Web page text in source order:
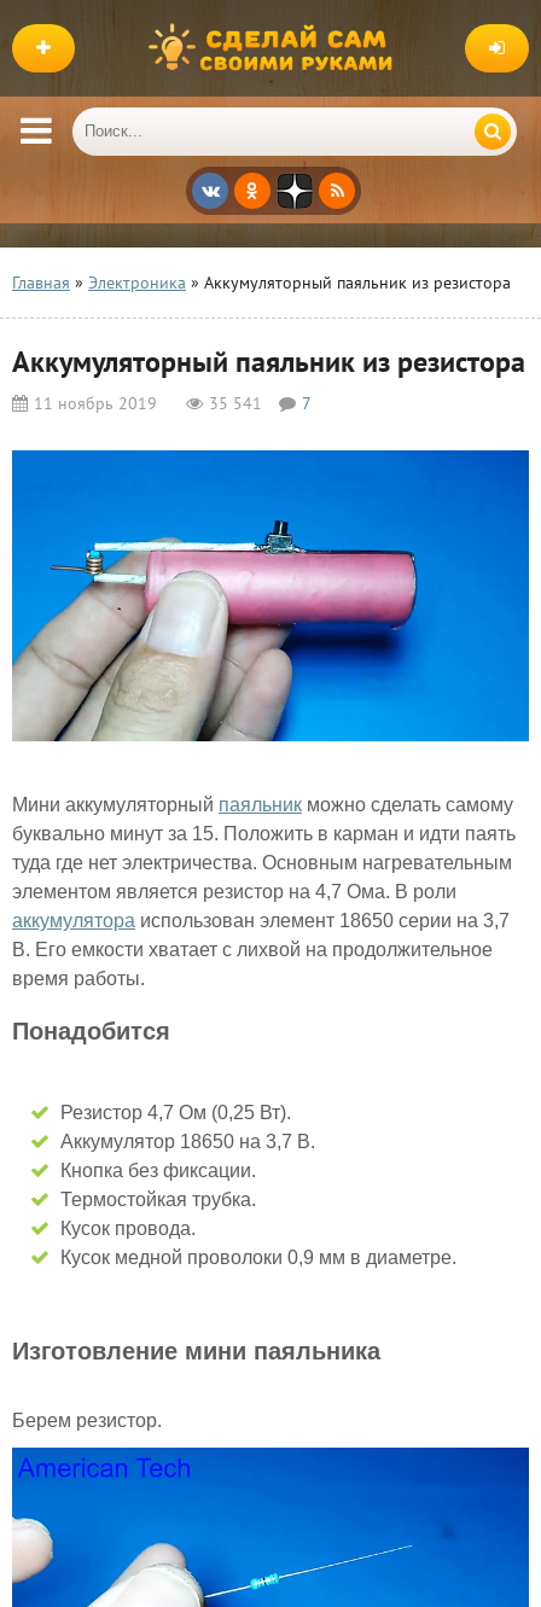
Главная » Электроника » Аккумуляторный паяльник из резистора
Аккумуляторный паяльник из резистора
11 ноябрь 2019 35 541 7
Мини аккумуляторный паяльник можно сделать самому
буквально минут за 15. Положить в карман и идти паять
туда где нет электричества. Основным нагревательным
элементом является резистор на 4,7 Ома. В роли
аккумулятора использован элемент 18650 серии на 3,7
В. Его емкости хватает с лихвой на продолжительное
время работы.
Понадобится
Резистор 4,7 Ом (0,25 Вт).
Аккумулятор 18650 на 3,7 В.
Кнопка без фиксации.
Термостойкая трубка.
Кусок провода.
Кусок медной проволоки 0,9 мм в диаметре.
Изготовление мини паяльника
Берем резистор.